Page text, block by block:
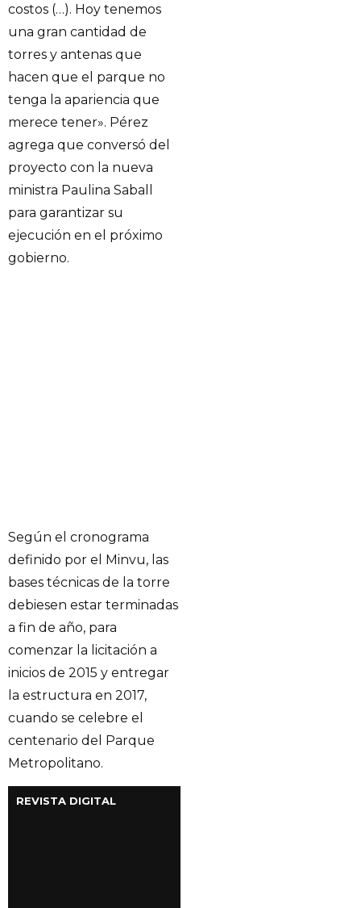
costos (…). Hoy tenemos
una gran cantidad de
torres y antenas que
hacen que el parque no
tenga la apariencia que
merece tener». Pérez
agrega que conversó del
proyecto con la nueva
ministra Paulina Saball
para garantizar su
ejecución en el próximo
gobierno.
Según el cronograma
definido por el Minvu, las
bases técnicas de la torre
debiesen estar terminadas
a fin de año, para
comenzar la licitación a
inicios de 2015 y entregar
la estructura en 2017,
cuando se celebre el
centenario del Parque
Metropolitano.
REVISTA DIGITAL